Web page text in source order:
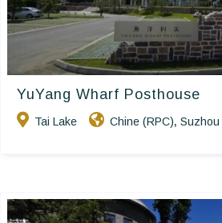
YuYang Wharf Posthouse
Tai Lake Chine (RPC), Suzhou